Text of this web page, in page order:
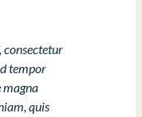
consectetur
tempor
magna
quis